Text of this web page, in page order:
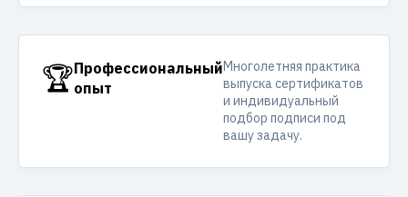
🏆Профессиональный
опыт
Многолетняя практика
выпуска сертификатов
и индивидуальный
подбор подписи под
вашу задачу.